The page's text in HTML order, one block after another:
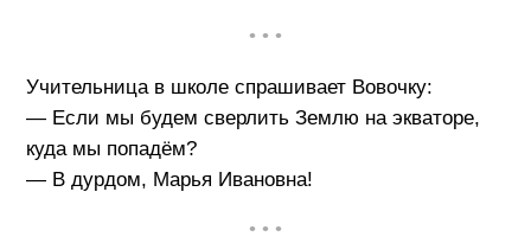
• • •
Учительница в школе спрашивает Вовочку:
— Если мы будем сверлить Землю на экваторе,
куда мы попадём?
— В дурдом, Марья Ивановна!
• • •